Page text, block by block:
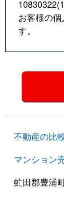
お客様の
す。
不動産の比
マンション
虻田郡豊浦